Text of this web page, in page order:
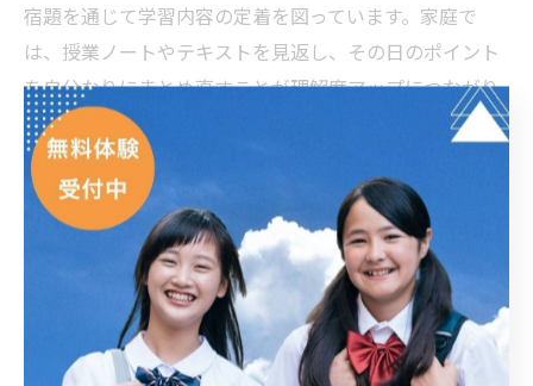
宿題を通じて学習内容の定着を図っています。家庭で
は、授業ノートやテキストを見返し、その日のポイント
を自分なりにまとめ直すことが理解度アップにつながり
ます。
また、塾で間違えた問題や分からなかった箇所を家庭で
重点的に復習することで、苦手分野の克服が可能です。
保護者が学習の進捗を確認し、必要に応じて塾の講師に
相談することで、より効果的な学習サイクルを作れま
このような工夫を積み重ねることで、塾の授業が家庭学